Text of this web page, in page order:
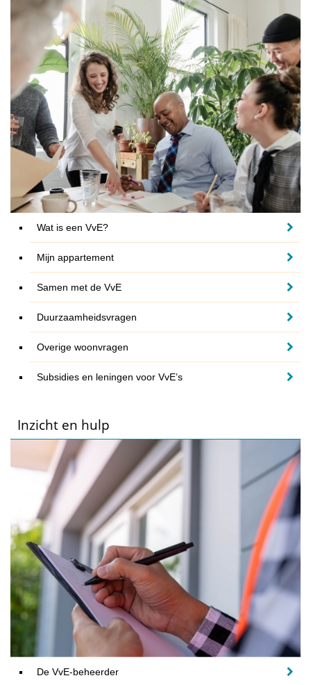
Wat is een VvE?
Mijn appartement
Samen met de VvE
Duurzaamheidsvragen
Overige woonvragen
Subsidies en leningen voor VvE’s
Inzicht en hulp
De VvE-beheerder